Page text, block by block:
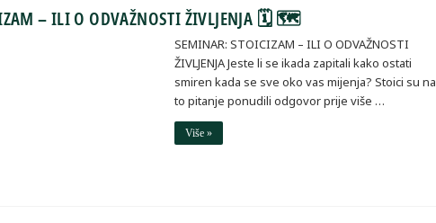
– ILI O ODVAŽNOSTI ŽIVLJENJA 🗓 🗺
SEMINAR: STOICIZAM – ILI O ODVAŽNOSTI
ŽIVLJENJA Jeste li se ikada zapitali kako ostati
smiren kada se sve oko vas mijenja? Stoici su na
to pitanje ponudili odgovor prije više …
Više »